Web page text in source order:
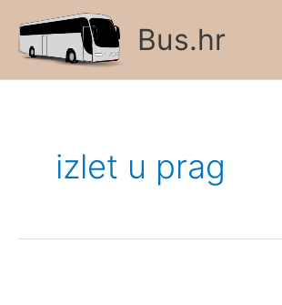
content
Bus.hr
izlet u prag